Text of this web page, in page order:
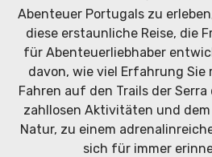
Abenteuer Portugals zu
diese erstaunliche Reise, die
für Abenteuerliebhaber
davon, wie viel Erfahrung
Fahren auf den Trails der
zahllosen Aktivitäten und
Natur, zu einem
sich für immer